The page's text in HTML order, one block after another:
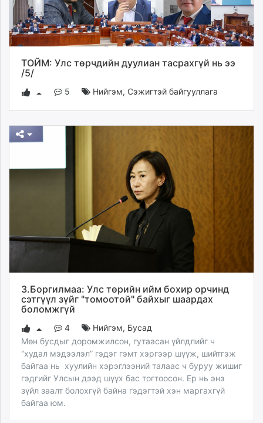
ТОЙМ: Улс төрчдийн дуулиан тасрахгүй нь ээ
/5/
5 Нийгэм, Сэжигтэй байгууллага
З.Боргилмаа: Улс төрийн ийм бохир орчинд
сэтгүүл зүйг "томоотой" байхыг шаардах
боломжгүй
4 Нийгэм, Бусад
Мөн бусдыг доромжилсон, гутаасан үйлдлийг ч
“худал мэдээлэл” гэдэг гэмт хэргээр шүүж, шийтгэж
байгаа нь хуулийн хэрэглээний талаас ч буруу жишиг
гэдгийг Улсын дээд шүүх бас тогтоосон. Ер нь энэ
зүйл заалт болохгүй байна гэдэгтэй хэн маргахгүй
байгаа юм.